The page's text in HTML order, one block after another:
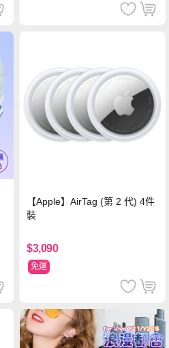
【Apple】AirTag (第 2 代) 4件
裝
$3,090
免運